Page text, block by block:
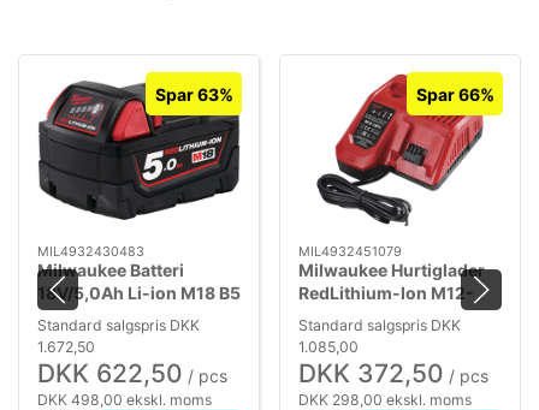
Spar 63%
MIL4932430483
Milwaukee Batteri
18V/5,0Ah Li-ion M18 B5
Standard salgspris DKK
1.672,50
DKK 622,50 / pcs
DKK 498,00 ekskl. moms
Spar 66%
MIL4932451079
Milwaukee Hurtiglader
RedLithium-Ion M12-
18FC
Standard salgspris DKK
1.085,00
DKK 372,50 / pcs
DKK 298,00 ekskl. moms